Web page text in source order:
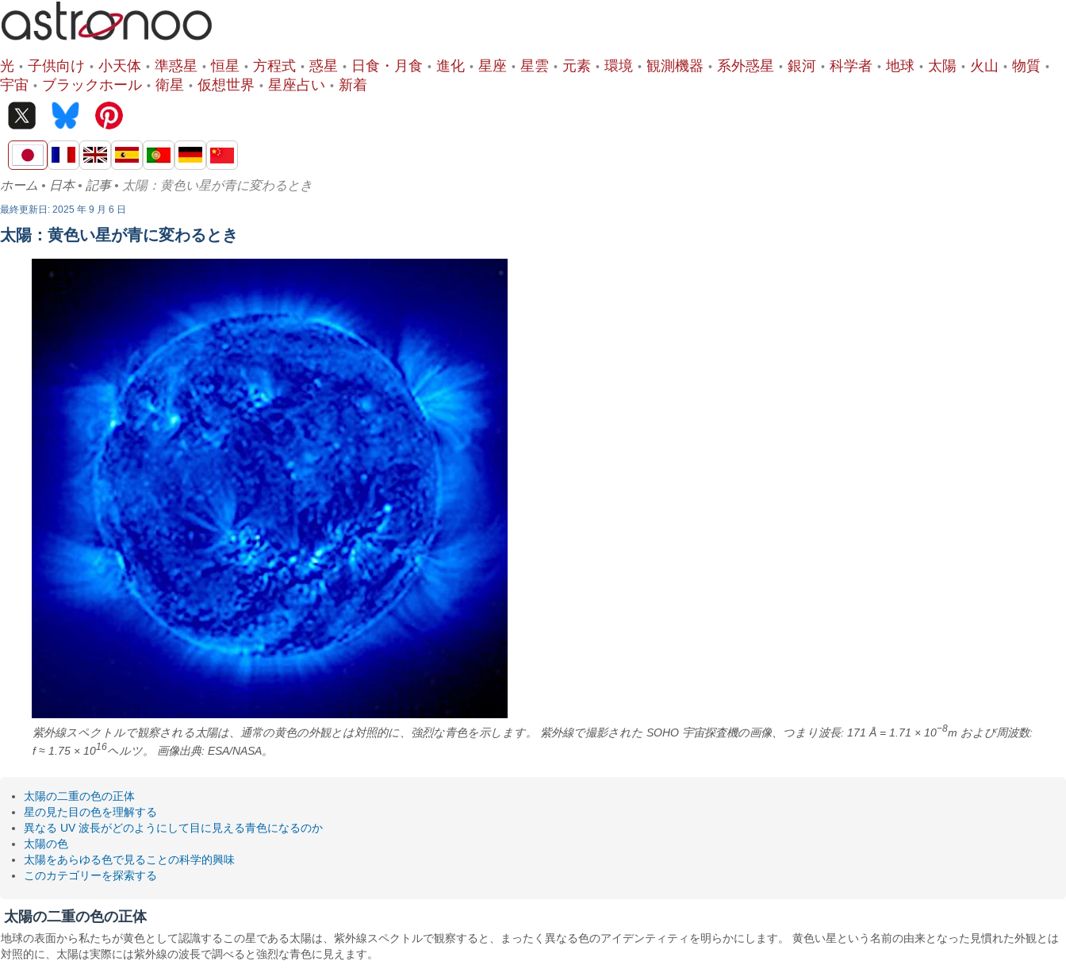
光 子供向け 小天体 準惑星 恒星 方程式 惑星 日食・月食 進化 星座 星雲 元素 環境 観測機器 系外惑星 銀河 科学者 地球 太陽 火山
物質
宇宙
ブラックホール 衛星 仮想世界 星座占い 新着
ホーム • 日本• 記事• 太陽：黄色い星が青に変わるとき
最終更新日: 2025 年 9 月 6 日
太陽：黄色い星が青に変わるとき
紫外線スペクトルで観察される太陽は、通常の黄色の外観とは対照的に、強烈な青色を示します。 紫外線で撮影された SOHO 宇宙探査機の画像、つまり波長: 171 Å = 1.71 × 10−8m および周波数:
f ≈ 1.75 × 1016ヘルツ。 画像出典: ESA/NASA。
太陽の二重の色の正体
星の見た目の色を理解する
異なる UV 波長がどのようにして目に見える青色になるのか
太陽の色
太陽をあらゆる色で見ることの科学的興味
このカテゴリーを探索する
太陽の二重の色の正体
地球の表面から私たちが黄色として認識するこの星である太陽は、紫外線スペクトルで観察すると、まったく異なる色のアイデンティティを明らかにします。 黄色い星という名前の由来となった見慣れた外観とは
対照的に、太陽は実際には紫外線の波長で調べると強烈な青色に見えます。